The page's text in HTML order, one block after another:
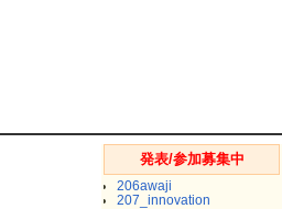
発表/参加募集中
206awaji
207_innovation